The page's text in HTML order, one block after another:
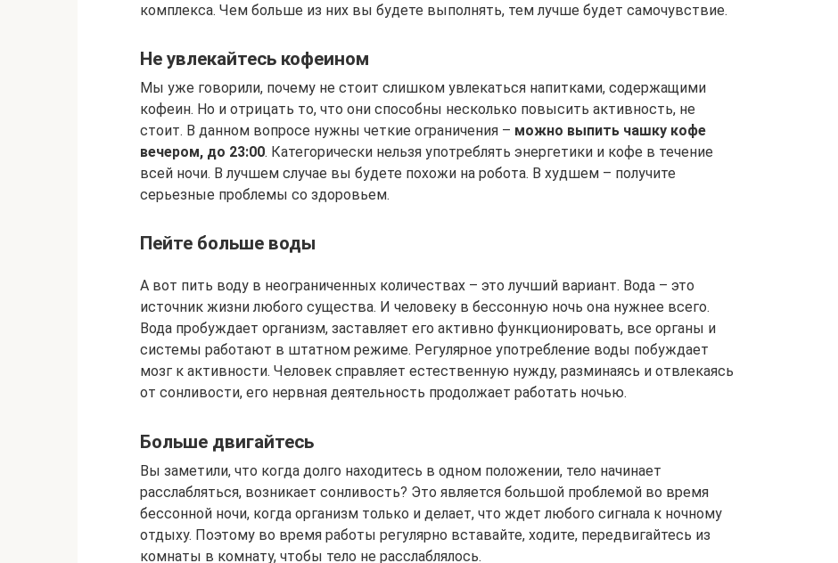
комплекса. Чем больше из них вы будете выполнять, тем лучше будет самочувствие.
Не увлекайтесь кофеином
Мы уже говорили, почему не стоит слишком увлекаться напитками, содержащими
кофеин. Но и отрицать то, что они способны несколько повысить активность, не
стоит. В данном вопросе нужны четкие ограничения – можно выпить чашку кофе
вечером, до 23:00. Категорически нельзя употреблять энергетики и кофе в течение
всей ночи. В лучшем случае вы будете похожи на робота. В худшем – получите
серьезные проблемы со здоровьем.
Пейте больше воды
А вот пить воду в неограниченных количествах – это лучший вариант. Вода – это
источник жизни любого существа. И человеку в бессонную ночь она нужнее всего.
Вода пробуждает организм, заставляет его активно функционировать, все органы и
системы работают в штатном режиме. Регулярное употребление воды побуждает
мозг к активности. Человек справляет естественную нужду, разминаясь и отвлекаясь
от сонливости, его нервная деятельность продолжает работать ночью.
Больше двигайтесь
Вы заметили, что когда долго находитесь в одном положении, тело начинает
расслабляться, возникает сонливость? Это является большой проблемой во время
бессонной ночи, когда организм только и делает, что ждет любого сигнала к ночному
отдыху. Поэтому во время работы регулярно вставайте, ходите, передвигайтесь из
комнаты в комнату, чтобы тело не расслаблялось.